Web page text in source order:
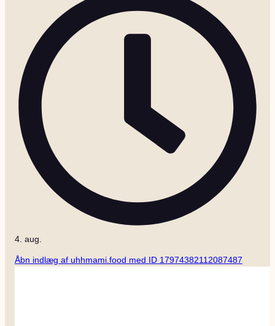
4. aug.
Åbn indlæg af uhhmami.food med ID 17974382112087487